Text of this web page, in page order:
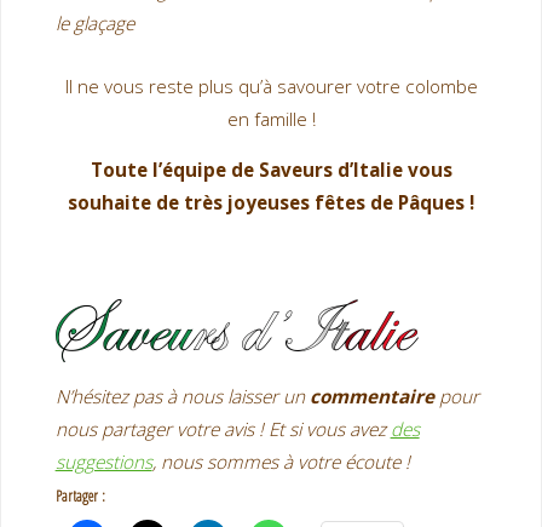
le glaçage
Il ne vous reste plus qu’à savourer votre colombe
en famille !
Toute l’équipe de Saveurs d’Italie vous
souhaite de très joyeuses fêtes de Pâques !
N’hésitez pas à nous laisser un commentairepour
nous partager votre avis ! Et si vous avezdes
suggestions, nous sommes à votre écoute !
Partager :